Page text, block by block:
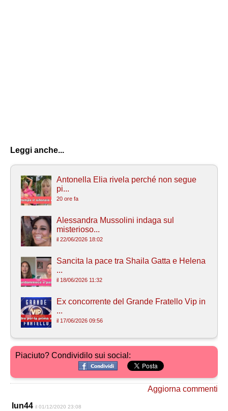
Leggi anche...
Antonella Elia rivela perché non segue
pi...
20 ore fa
Alessandra Mussolini indaga sul
misterioso...
il 22/06/2026 18:02
Sancita la pace tra Shaila Gatta e Helena
...
il 18/06/2026 11:32
Ex concorrente del Grande Fratello Vip in
...
il 17/06/2026 09:56
Piaciuto? Condividilo sui social:
Aggiorna commenti
lun44 il 01/12/2020 23:08